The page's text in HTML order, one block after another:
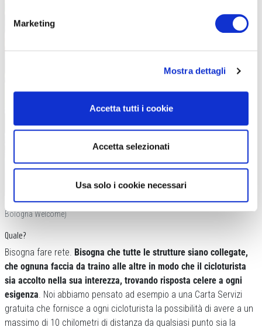
Marketing
Mostra dettagli
Accetta tutti i cookie
Accetta selezionati
Usa solo i cookie necessari
I noleggi bici sono un’ottima soluzione d’impiego (foto Max Cavallari-
Bologna Welcome)
Quale?
Bisogna fare rete. Bisogna che tutte le strutture siano collegate,
che ognuna faccia da traino alle altre in modo che il cicloturista
sia accolto nella sua interezza, trovando risposta celere a ogni
esigenza. Noi abbiamo pensato ad esempio a una Carta Servizi
gratuita che fornisce a ogni cicloturista la possibilità di avere a un
massimo di 10 chilometri di distanza da qualsiasi punto sia la